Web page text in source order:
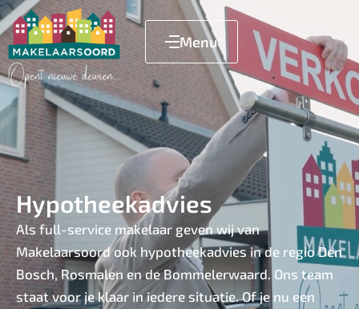
Menu
Hypotheekadvies
Als full-service makelaar geven wij van
Makelaarsoord ook hypotheekadvies in de regio Den
Bosch, Rosmalen en de Bommelerwaard. Ons team
staat voor je klaar in iedere situatie. Of je nu een